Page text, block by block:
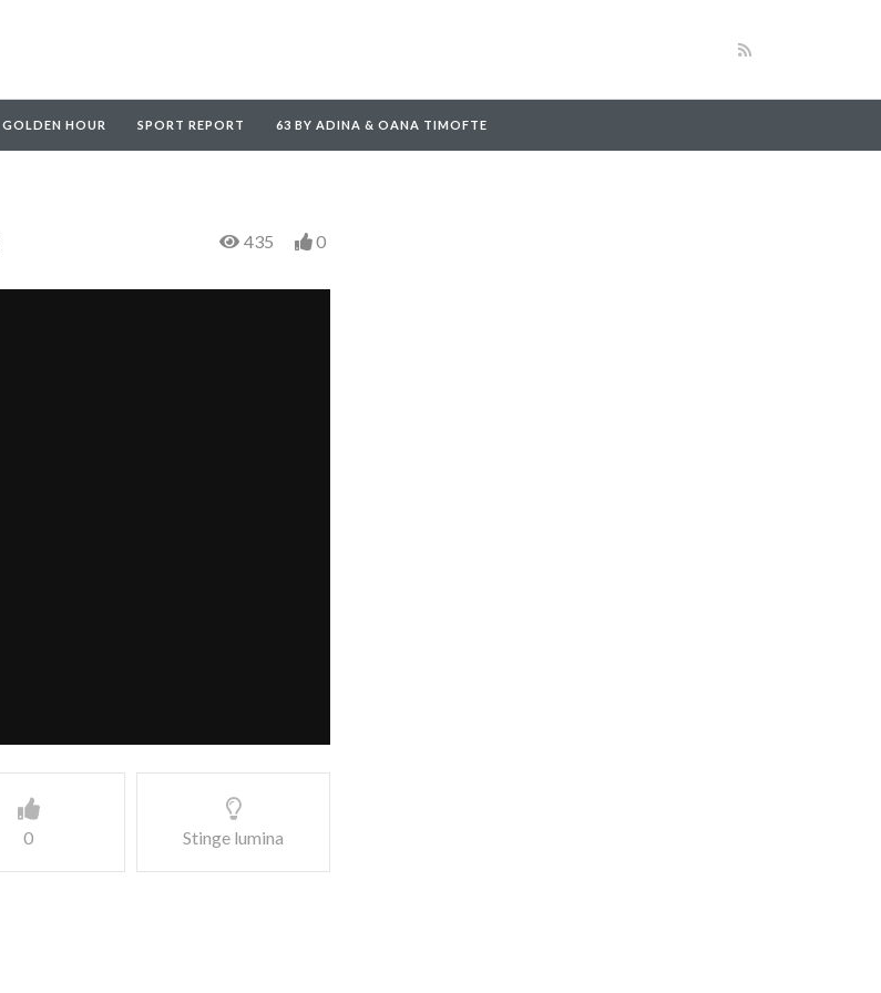
GOLDEN HOUR SPORT REPORT 63 BY ADINA & OANA TIMOFTE
435 0
0 Stinge lumina